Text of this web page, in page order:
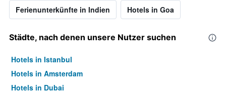
Ferienunterkünfte in Indien Hotels in Goa
Städte, nach denen unsere Nutzer suchen
Hotels in Istanbul
Hotels in Amsterdam
Hotels in Dubai